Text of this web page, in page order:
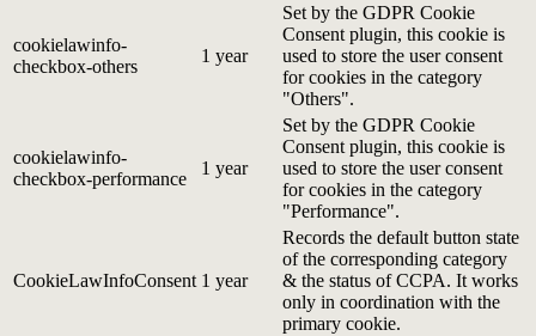
cookielawinfo-
checkbox-others
1 year
Set by the GDPR Cookie
Consent plugin, this cookie is
used to store the user consent
for cookies in the category
"Others".
cookielawinfo-
checkbox-performance
1 year
Set by the GDPR Cookie
Consent plugin, this cookie is
used to store the user consent
for cookies in the category
"Performance".
CookieLawInfoConsent 1 year
Records the default button state
of the corresponding category
& the status of CCPA. It works
only in coordination with the
primary cookie.